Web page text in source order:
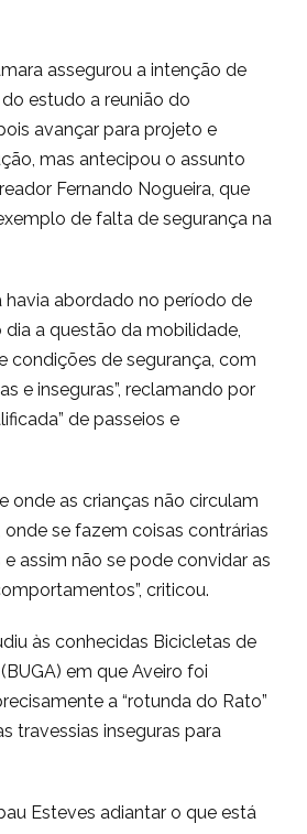
assegurou a intenção de
estudo a reunião do
avançar para projeto e
mas antecipou o assunto
Fernando Nogueira, que
de falta de segurança na
havia abordado no período de
a questão da mobilidade,
condições de segurança, com
e inseguras”, reclamando por
de passeios e
onde as crianças não circulam
se fazem coisas contrárias
assim não se pode convidar as
criticou.
às conhecidas Bicicletas de
em que Aveiro foi
a “rotunda do Rato”
travessias inseguras para
Esteves adiantar o que está